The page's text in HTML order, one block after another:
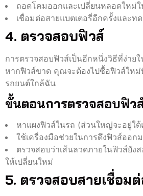
ถอดโคมออกและเปลี่ยนหลอดใหม่ใ
เชื่อมต่อสายแบตเตอรี่อีกครั้งและท
4. ตรวจสอบฟิวส์
การตรวจสอบฟิวส์เป็นอีกหนึ่งวิธีที่ง่าย
หากฟิวส์ขาด คุณจะต้องไปซื้อฟิวส์ให
รถยนต์ใกล้ฉัน
ขั้นตอนการตรวจสอบฟิว
หาแผงฟิวส์ในรถ (ส่วนใหญ่จะอยู่ใ
ใช้เครื่องมือช่วยในการดึงฟิวส์ออก
ตรวจสอบว่าเส้นลวดภายในฟิวส์ยัง
ให้เปลี่ยนใหม่
5. ตรวจสอบสายเชื่อม